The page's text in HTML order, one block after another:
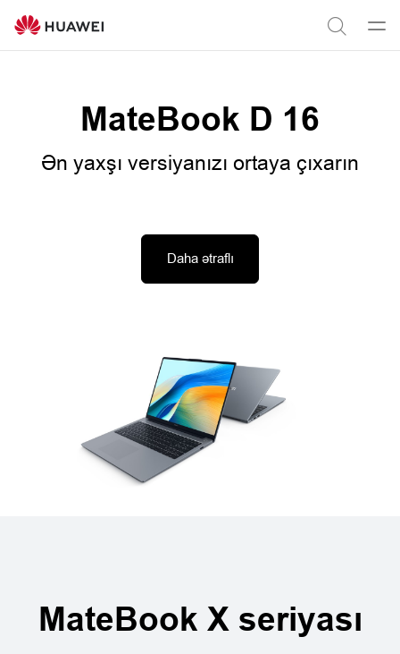
Noutbuklar-
PLP
Axtar
aç
MateBook D 16
Ən yaxşı versiyanızı ortaya çıxarın
Daha ətraflı
MateBook X seriyası